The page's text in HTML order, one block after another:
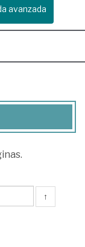
avanzada
↑